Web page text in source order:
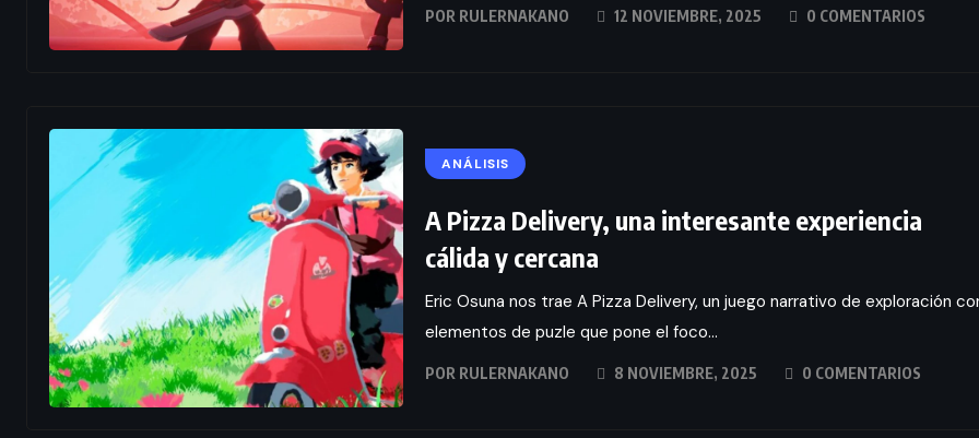
POR RULERNAKANO 12 NOVIEMBRE, 2025 0 COMENTARIOS
ANÁLISIS
A Pizza Delivery, una interesante experiencia
cálida y cercana
Eric Osuna nos trae A Pizza Delivery, un juego narrativo de exploración
elementos de puzle que pone el foco...
POR RULERNAKANO 8 NOVIEMBRE, 2025 0 COMENTARIOS